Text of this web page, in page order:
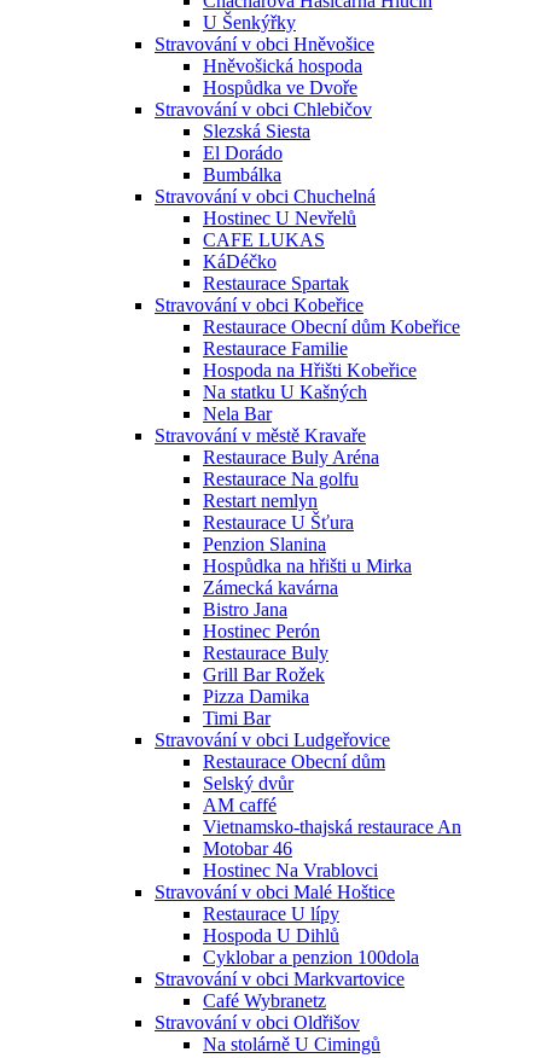
U Šenkýřky
Stravování v obci Hněvošice
Hněvošická hospoda
Hospůdka ve Dvoře
Stravování v obci Chlebičov
Slezská Siesta
El Dorádo
Bumbálka
Stravování v obci Chuchelná
Hostinec U Nevřelů
CAFE LUKAS
KáDéčko
Restaurace Spartak
Stravování v obci Kobeřice
Restaurace Obecní dům Kobeřice
Restaurace Familie
Hospoda na Hřišti Kobeřice
Na statku U Kašných
Nela Bar
Stravování v městě Kravaře
Restaurace Buly Aréna
Restaurace Na golfu
Restart nemlyn
Restaurace U Šťura
Penzion Slanina
Hospůdka na hřišti u Mirka
Zámecká kavárna
Bistro Jana
Hostinec Perón
Restaurace Buly
Grill Bar Rožek
Pizza Damika
Timi Bar
Stravování v obci Ludgeřovice
Restaurace Obecní dům
Selský dvůr
AM caffé
Vietnamsko-thajská restaurace An
Motobar 46
Hostinec Na Vrablovci
Stravování v obci Malé Hoštice
Restaurace U lípy
Hospoda U Dihlů
Cyklobar a penzion 100dola
Stravování v obci Markvartovice
Café Wybranetz
Stravování v obci Oldřišov
Na stolárně U Cimingů